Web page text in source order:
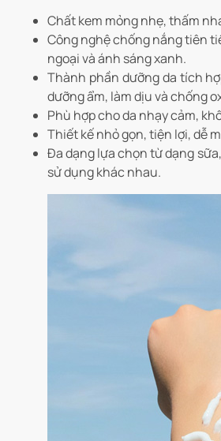
Chất kem mỏng nhẹ, thấm
Công nghệ chống nắng tiên
ngoại và ánh sáng xanh.
Thành phần dưỡng da tích
dưỡng ẩm, làm dịu và chống
Phù hợp cho da nhạy cảm,
Thiết kế nhỏ gọn, tiện lợi, dễ
Đa dạng lựa chọn từ dạng
sử dụng khác nhau.